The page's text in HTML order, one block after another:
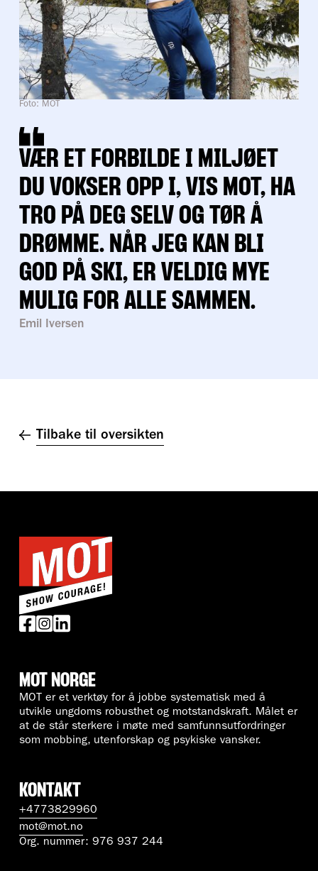
Foto: MOT
VÆR ET FORBILDE I MILJØET
DU VOKSER OPP I, VIS MOT, HA
TRO PÅ DEG SELV OG TØR Å
DRØMME. NÅR JEG KAN BLI
GOD PÅ SKI, ER VELDIG MYE
MULIG FOR ALLE SAMMEN.
Emil Iversen
Tilbake til oversikten
MOT NORGE
MOT er et verktøy for å jobbe systematisk med å
utvikle ungdoms robusthet og motstandskraft. Målet er
at de står sterkere i møte med samfunnsutfordringer
som mobbing, utenforskap og psykiske vansker.
KONTAKT
+4773829960
mot@mot.no
Org. nummer: 976 937 244